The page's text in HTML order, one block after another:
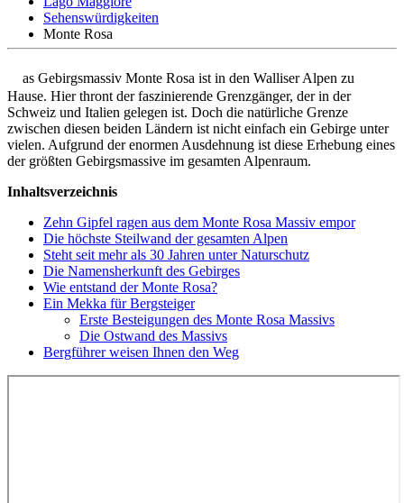
Sehenswürdigkeiten
Monte Rosa
as Gebirgsmassiv Monte Rosa ist in den Walliser Alpen zu
Hause. Hier thront der faszinierende Grenzgänger, der in der
Schweiz und Italien gelegen ist. Doch die natürliche Grenze
zwischen diesen beiden Ländern ist nicht einfach ein Gebirge unter
vielen. Aufgrund der enormen Ausdehnung ist diese Erhebung eines
der größten Gebirgsmassive im gesamten Alpenraum.
Inhaltsverzeichnis
Zehn Gipfel ragen aus dem Monte Rosa Massiv empor
Die höchste Steilwand der gesamten Alpen
Steht seit mehr als 30 Jahren unter Naturschutz
Die Namensherkunft des Gebirges
Wie entstand der Monte Rosa?
Ein Mekka für Bergsteiger
Erste Besteigungen des Monte Rosa Massivs
Die Ostwand des Massivs
Bergführer weisen Ihnen den Weg